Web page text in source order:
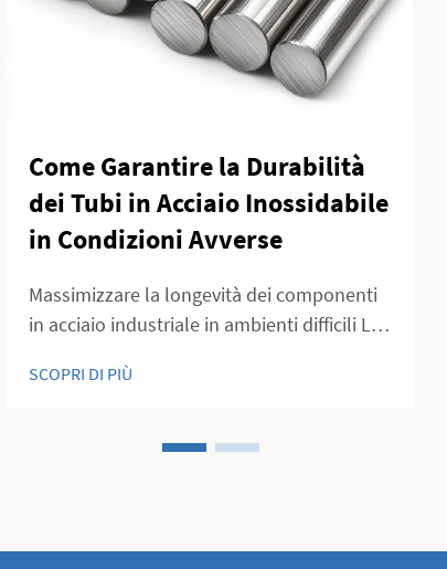
Come Garantire la Durabilità
dei Tubi in Acciaio Inossidabile
in Condizioni Avverse
Massimizzare la longevità dei componenti
in acciaio industriale in ambienti difficili La
industriali impegnative è diventata sempre
spingono i limiti delle condizioni operative.
SCOPRI DI PIÙ